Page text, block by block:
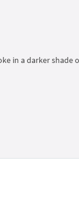
in a darker shade